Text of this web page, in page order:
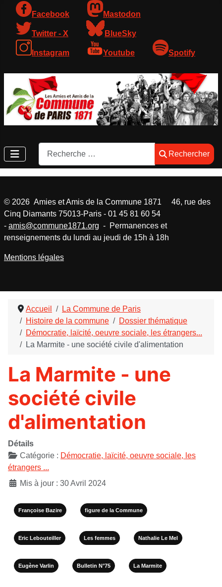
Facebook Mastodon
Twitter - X BlueSky
Instagram Youtube Spotify
Rechercher
Rechercher
Accueil
La Commune de Paris
Histoire de la commune
Dossier thématique
Démocratie, laïcité, oeuvre sociale, les étrangers...
La Marmite - une société civile d'alimentation
La Marmite - une
société civile
d'alimentation
Détails
Catégorie : Démocratie, laïcité, oeuvre sociale, les
étrangers ...
Mis à jour : 30 Avril 2024
Françoise Bazire figure de la Commune
Eric Lebouteiller Les femmes Nathalie Le Mel
Eugène Varlin Bulletin N°75 La Marmite
© 2026 Amies et Amis de la Commune 1871 46, rue des
Cinq Diamants 75013-Paris - 01 45 81 60 54
- amis@commune1871.org - Permanences et
renseignements du lundi au jeudi de 15h à 18h
Mentions légales